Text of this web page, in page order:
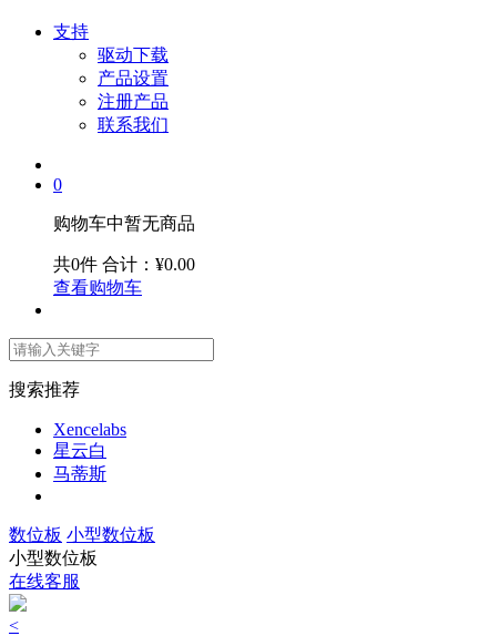
支持
驱动下载
产品设置
注册产品
联系我们
0
购物车中暂无商品
共0件 合计：¥0.00
查看购物车
搜索推荐
Xencelabs
星云白
马蒂斯
数位板 小型数位板
小型数位板
在线客服
<